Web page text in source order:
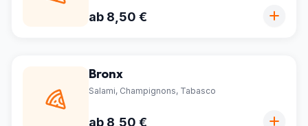
ab 8,50 €
Bronx
Salami, Champignons, Tabasco
ab 8,50 €